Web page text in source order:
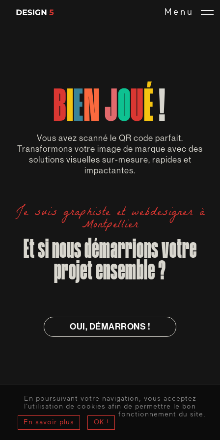
Menu
B EN JOUÉ!
Vous avez scanné le QR code parfait.
Transformons votre image de marque avec des
solutions visuelles sur-mesure, rapides et
impactantes.
Je suis graphiste et webdesigner à
Montpellier
Et si nous démarrions votre
projet ensemble ?
OUI, DÉMARRONS !
En poursuivant votre navigation, vous acceptez
l'utilisation de cookies afin de permettre le bon
fonctionnement du site.
En savoir plus
OK !